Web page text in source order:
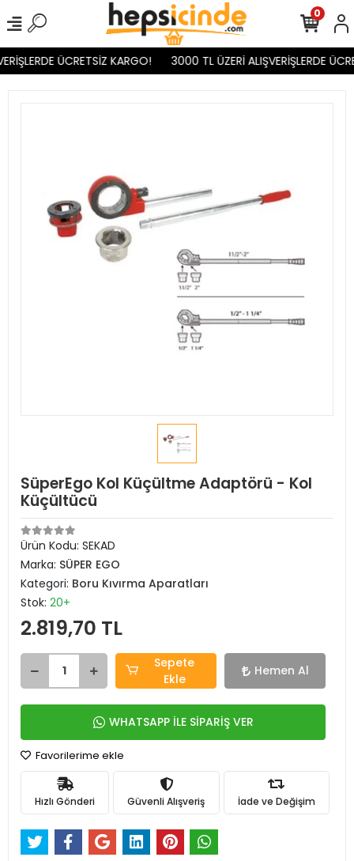
ÜCRETSİZ KARGO! 3000 TL ÜZERİ ALIŞVERİŞLERDE
0
SüperEgo Kol Küçültme Adaptörü - Kol
Küçültücü
Ürün Kodu: SEKAD
Marka: SÜPER EGO
Kategori: Boru Kıvırma Aparatları
Stok: 20+
2.819,70 TL
Sepete
Ekle
Hemen Al
WHATSAPP İLE SİPARİŞ VER
Favorilerime ekle
Hızlı Gönderi Güvenli Alışveriş İade ve Değişim